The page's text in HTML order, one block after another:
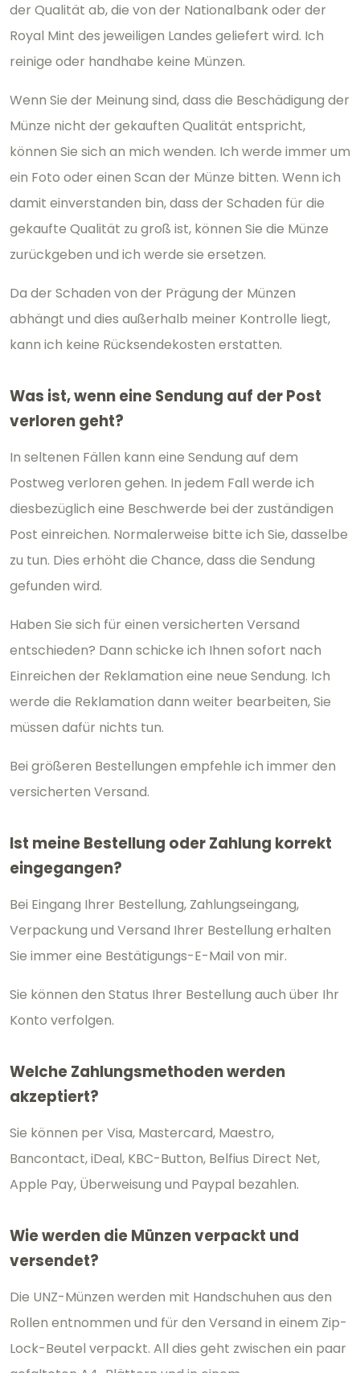
der Qualität ab, die von der Nationalbank oder der
Royal Mint des jeweiligen Landes geliefert wird. Ich
reinige oder handhabe keine Münzen.
Wenn Sie der Meinung sind, dass die Beschädigung der
Münze nicht der gekauften Qualität entspricht,
können Sie sich an mich wenden. Ich werde immer um
ein Foto oder einen Scan der Münze bitten. Wenn ich
damit einverstanden bin, dass der Schaden für die
gekaufte Qualität zu groß ist, können Sie die Münze
zurückgeben und ich werde sie ersetzen.
Da der Schaden von der Prägung der Münzen
abhängt und dies außerhalb meiner Kontrolle liegt,
kann ich keine Rücksendekosten erstatten.
Was ist, wenn eine Sendung auf der Post
verloren geht?
In seltenen Fällen kann eine Sendung auf dem
Postweg verloren gehen. In jedem Fall werde ich
diesbezüglich eine Beschwerde bei der zuständigen
Post einreichen. Normalerweise bitte ich Sie, dasselbe
zu tun. Dies erhöht die Chance, dass die Sendung
gefunden wird.
Haben Sie sich für einen versicherten Versand
entschieden? Dann schicke ich Ihnen sofort nach
Einreichen der Reklamation eine neue Sendung. Ich
werde die Reklamation dann weiter bearbeiten, Sie
müssen dafür nichts tun.
Bei größeren Bestellungen empfehle ich immer den
versicherten Versand.
Ist meine Bestellung oder Zahlung korrekt
eingegangen?
Bei Eingang Ihrer Bestellung, Zahlungseingang,
Verpackung und Versand Ihrer Bestellung erhalten
Sie immer eine Bestätigungs-E-Mail von mir.
Sie können den Status Ihrer Bestellung auch über Ihr
Konto verfolgen.
Welche Zahlungsmethoden werden
akzeptiert?
Sie können per Visa, Mastercard, Maestro,
Bancontact, iDeal, KBC-Button, Belfius Direct Net,
Apple Pay, Überweisung und Paypal bezahlen.
Wie werden die Münzen verpackt und
versendet?
Die UNZ-Münzen werden mit Handschuhen aus den
Rollen entnommen und für den Versand in einem Zip-
Lock-Beutel verpackt. All dies geht zwischen ein paar